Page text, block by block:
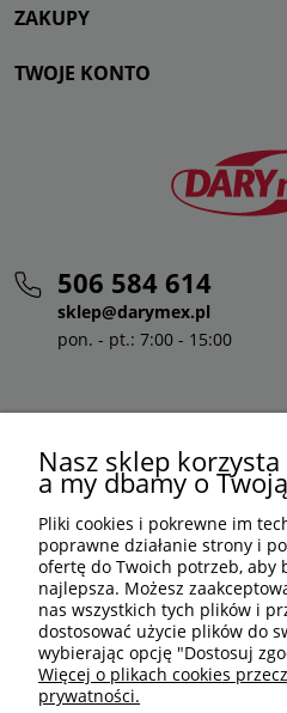
ZAKUPY
TWOJE KONTO
506 584 614
sklep@darymex.pl
pon. - pt.: 7:00 - 15:00
PLN
Nasz sklep
a my dbamy o
Pliki cookies i pokrewne im
poprawne działanie strony i
ofertę do Twoich potrzeb, aby
najlepsza. Możesz
nas wszystkich tych plików i
dostosować użycie plików do
wybierając opcję "Dostosuj
Więcej o plikach cookies
prywatności.